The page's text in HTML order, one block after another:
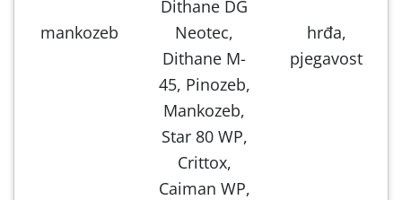
mankozeb
Dithane DG
Neotec,
Dithane M-
45, Pinozeb,
Mankozeb,
Star 80 WP,
Crittox,
Caiman WP,
hrđa,
pjegavost